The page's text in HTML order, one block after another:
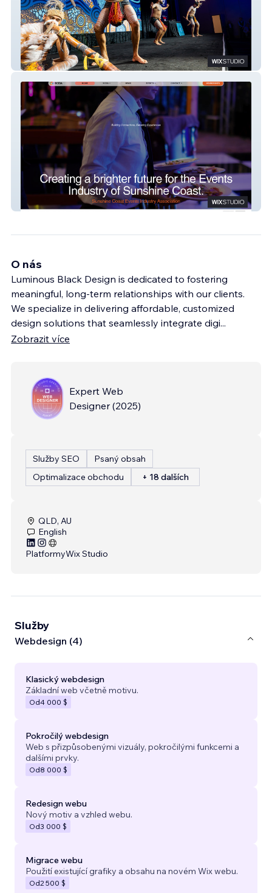
Reconciliation Queensland Inc.
SCEIA
O nás
Luminous Black Design is dedicated to fostering
meaningful, long-term relationships with our clients.
We specialize in delivering affordable, customized
design solutions that seamlessly integrate digi...
Zobrazit více
Expert Web
Designer (2025)
Služby SEO
Psaný obsah
Optimalizace obchodu
+ 18 dalších
QLD, AU
English
PlatformyWix Studio
Služby
Webdesign (4)
Klasický webdesign
Základní web včetně motivu.
Od4 000 $
Pokročilý webdesign
Web s přizpůsobenými vizuály, pokročilými funkcemi a
dalšími prvky.
Od8 000 $
Redesign webu
Nový motiv a vzhled webu.
Od3 000 $
Migrace webu
Použití existující grafiky a obsahu na novém Wix webu.
Od2 500 $